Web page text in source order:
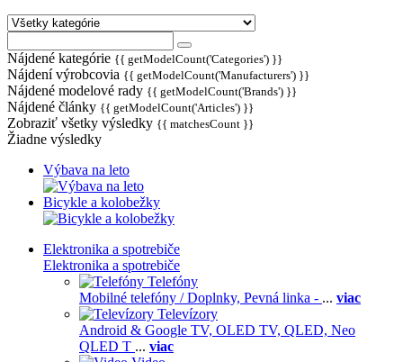
Nájdené kategórie {{ getModelCount('Categories') }}
Nájdení výrobcovia {{ getModelCount('Manufacturers') }}
Nájdené modelové rady {{ getModelCount('Brands') }}
Nájdené články {{ getModelCount('Articles') }}
Zobraziť všetky výsledky {{ matchesCount }}
Žiadne výsledky
Výbava na leto
Bicykle a kolobežky
Elektronika a spotrebiče
Elektronika a spotrebiče
Telefóny
Mobilné telefóny / Doplnky, Pevná linka - ... viac
Televízory
Android & Google TV, OLED TV, QLED, Neo
QLED T ... viac